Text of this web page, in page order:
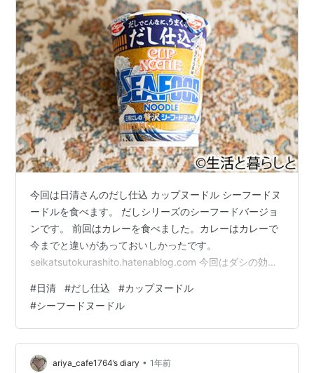
今回は日清さんのだし仕込 カップヌードル シーフードヌ
ードルを食べます。 だしシリーズのシーフードバージョ
ンです。 前回はカレーを食べました。カレーはカレーで
今までと違いがあっておいしかったです。
seikatsutokurashito.hatenablog.com 今回はダシの効果
ところです。 パッケージ 商品詳細 価格 内容量 原材料 栄
養成分表 アレルギー情報 内容物 作り方 だし仕込 カップ
ヌードル シーフードヌードルを食べてみた まとめ パッ
ケージ ダシの効果で贅沢仕様に変わっているようです。
ダシは存在を主張せずに素材をおいしく引き…
#日清 #だし仕込 #カップヌードル
#シーフードヌードル
ariya_cafe1764’s diary • 1年前